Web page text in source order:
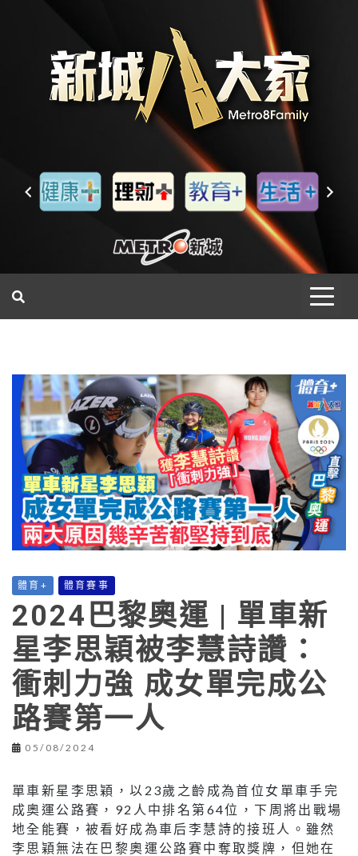
體育+ 體育賽事
2024巴黎奧運 | 單車新
星李思穎被李慧詩讚：
衝刺力強 成女單完成公
路賽第一人
05/08/2024
單車新星李思穎，以23歲之齡成為首位女單車手完
成奧運公路賽，92人中排名第64位，下周將出戰場
地全能賽，被看好成為車后李慧詩的接班人。雖然
李思穎無法在巴黎奧運公路賽中奪取獎牌，但她在